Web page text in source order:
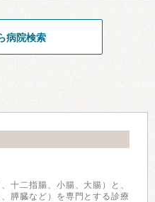
病院検索
十二指腸、小腸、大腸）と、
膵臓など）を専門とする診療